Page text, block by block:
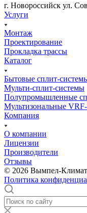
г. Новороссийск ул.
Услуги
Монтаж
Проектирование
Прокладка трассы
Каталог
Бытовые сплит-
Мульти-сплит-системы
Полупромышленные
Мультизональные
Компания
О компании
Лицензии
Производители
Отзывы
© 2026 Вымпел-Климат
Политика